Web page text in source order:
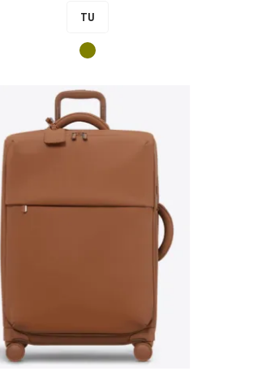
TU
Vert